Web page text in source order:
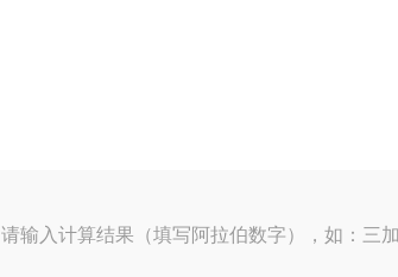
请输入计算结果（填写阿拉伯数字），如：三